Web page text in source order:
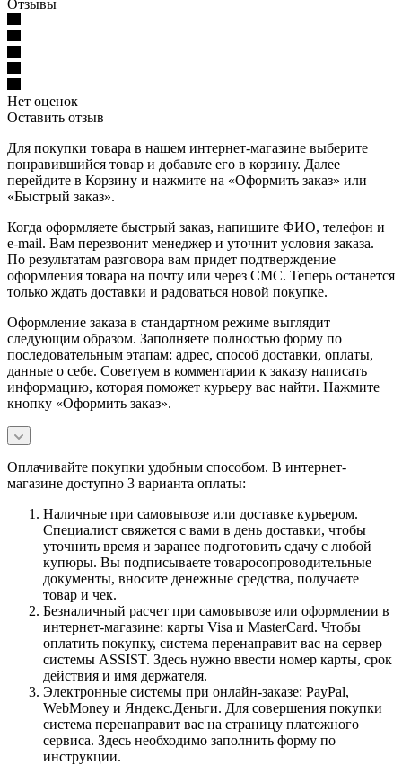
Отзывы
Нет оценок
Оставить отзыв
Для покупки товара в нашем интернет-магазине выберите
понравившийся товар и добавьте его в корзину. Далее
перейдите в Корзину и нажмите на «Оформить заказ» или
«Быстрый заказ».
Когда оформляете быстрый заказ, напишите ФИО, телефон и
e-mail. Вам перезвонит менеджер и уточнит условия заказа.
По результатам разговора вам придет подтверждение
оформления товара на почту или через СМС. Теперь останется
только ждать доставки и радоваться новой покупке.
Оформление заказа в стандартном режиме выглядит
следующим образом. Заполняете полностью форму по
последовательным этапам: адрес, способ доставки, оплаты,
данные о себе. Советуем в комментарии к заказу написать
информацию, которая поможет курьеру вас найти. Нажмите
кнопку «Оформить заказ».
Оплачивайте покупки удобным способом. В интернет-
магазине доступно 3 варианта оплаты:
Наличные при самовывозе или доставке курьером.
Специалист свяжется с вами в день доставки, чтобы
уточнить время и заранее подготовить сдачу с любой
купюры. Вы подписываете товаросопроводительные
документы, вносите денежные средства, получаете
товар и чек.
Безналичный расчет при самовывозе или оформлении в
интернет-магазине: карты Visa и MasterCard. Чтобы
оплатить покупку, система перенаправит вас на сервер
системы ASSIST. Здесь нужно ввести номер карты, срок
действия и имя держателя.
Электронные системы при онлайн-заказе: PayPal,
WebMoney и Яндекс.Деньги. Для совершения покупки
система перенаправит вас на страницу платежного
сервиса. Здесь необходимо заполнить форму по
инструкции.